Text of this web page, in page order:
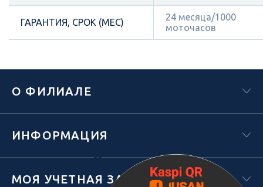
ГАРАНТИЯ, СРОК (МЕС)
24 месяца/1000
моточасов
Х
О ФИЛИАЛЕ
ИНФОРМАЦИЯ
МОЯ УЧЕТНАЯ ЗАПИСЬ